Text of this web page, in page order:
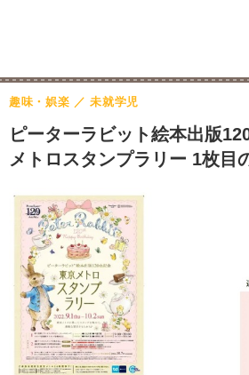
ピーターラビット絵本出版
メトロスタンプラリー 1枚目
趣味・娯楽 未就学児